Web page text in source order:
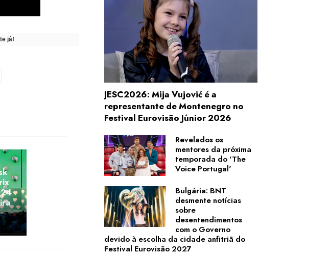
já!
JESC2026: Mija Vujović é a
representante de Montenegro no
Festival Eurovisão Júnior 2026
Revelados os
mentores da próxima
temporada do 'The
Voice Portugal'
Bulgária: BNT
desmente notícias
sobre
desentendimentos
com o Governo
devido à escolha da cidade anfitriã do
Festival Eurovisão 2027